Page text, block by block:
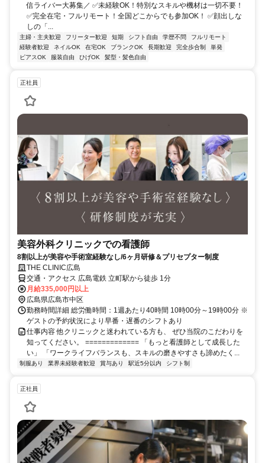
信ライバー大募集／ ✅未経験OK！特別なスキルや機材は一切不要！
✅完全在宅・フルリモート！全国どこからでも参加OK！ ✅顔出しな
しの「...
主婦・主夫歓迎 フリーター歓迎 短期 シフト自由 学歴不問
フルリモート
経験者歓迎
ネイルOK 在宅OK ブランクOK 長期歓迎 完全歩合制
単発
ピアスOK
服装自由 ひげOK 髪型・髪色自由
正社員
美容外科クリニックでの看護師
8割以上が美容や手術室経験なし/6ヶ月研修＆プリセプター制度
THE CLINIC広島
交通・アクセス 広島電鉄 立町駅から徒歩 1分
月給335,000円以上
広島県広島市中区
勤務時間詳細 総労働時間：1週あたり40時間 10時00分～19時00分 ※
ゲストの予約状況により早番・遅番のシフトあり
仕事内容 他クリニックと迷われている方も、 ぜひ当院のこだわりを
知ってください。 ============= 「もっと看護師として成長した
い」 「ワークライフバランスも、スキルの磨きやすさも諦めたく...
制服あり 業界未経験者歓迎 賞与あり 駅近5分以内 シフト制
正社員